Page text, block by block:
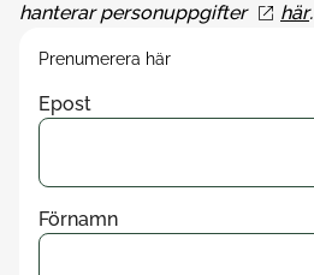
hanterar personuppgifter
här.
Prenumerera här
Epost
Förnamn